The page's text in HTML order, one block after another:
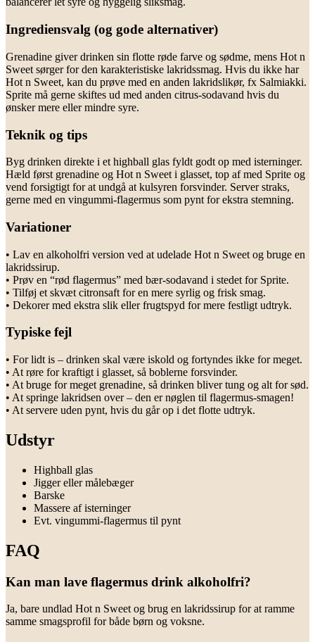
Ingrediensvalg (og gode alternativer)
Grenadine giver drinken sin flotte røde farve og sødme, mens Hot n
Sweet sørger for den karakteristiske lakridssmag. Hvis du ikke har
Hot n Sweet, kan du prøve med en anden lakridslikør, fx Salmiakki.
Sprite må gerne skiftes ud med anden citrus-sodavand hvis du
ønsker mere eller mindre syre.
Teknik og tips
Byg drinken direkte i et highball glas fyldt godt op med isterninger.
Hæld først grenadine og Hot n Sweet i glasset, top af med Sprite og
vend forsigtigt for at undgå at kulsyren forsvinder. Server straks,
gerne med en vingummi-flagermus som pynt for ekstra stemning.
Variationer
• Lav en alkoholfri version ved at udelade Hot n Sweet og bruge en
lakridssirup.
• Prøv en “rød flagermus” med bær-sodavand i stedet for Sprite.
• Tilføj et skvæt citronsaft for en mere syrlig og frisk smag.
• Dekorer med ekstra slik eller frugtspyd for mere festligt udtryk.
Typiske fejl
• For lidt is – drinken skal være iskold og fortyndes ikke for meget.
• At røre for kraftigt i glasset, så boblerne forsvinder.
• At bruge for meget grenadine, så drinken bliver tung og alt for sød.
• At springe lakridsen over – den er nøglen til flagermus-smagen!
• At servere uden pynt, hvis du går op i det flotte udtryk.
Udstyr
Highball glas
Jigger eller målebæger
Barske
Massere af isterninger
Evt. vingummi-flagermus til pynt
FAQ
Kan man lave flagermus drink alkoholfri?
Ja, bare undlad Hot n Sweet og brug en lakridssirup for at ramme
samme smagsprofil for både børn og voksne.